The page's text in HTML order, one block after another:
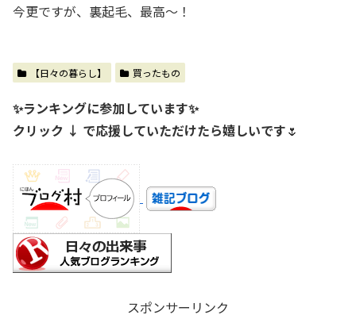
今更ですが、裏起毛、最高～！
【日々の暮らし】 買ったもの
✨ランキングに参加しています✨
クリック ↓ で応援していただけたら嬉しいです🌷
スポンサーリンク